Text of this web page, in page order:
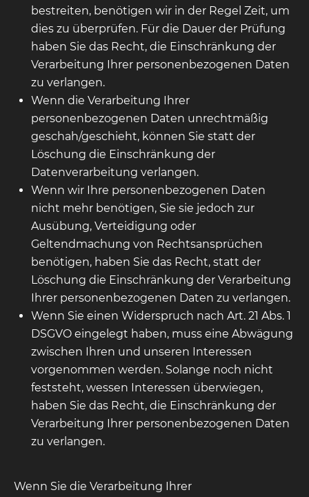
bestreiten, benötigen wir in der Regel Zeit, um
dies zu überprüfen. Für die Dauer der Prüfung
haben Sie das Recht, die Einschränkung der
Verarbeitung Ihrer personenbezogenen Daten
zu verlangen.
Wenn die Verarbeitung Ihrer
personenbezogenen Daten unrechtmäßig
geschah/geschieht, können Sie statt der
Löschung die Einschränkung der
Datenverarbeitung verlangen.
Wenn wir Ihre personenbezogenen Daten
nicht mehr benötigen, Sie sie jedoch zur
Ausübung, Verteidigung oder
Geltendmachung von Rechtsansprüchen
benötigen, haben Sie das Recht, statt der
Löschung die Einschränkung der Verarbeitung
Ihrer personenbezogenen Daten zu verlangen.
Wenn Sie einen Widerspruch nach Art. 21 Abs. 1
DSGVO eingelegt haben, muss eine Abwägung
zwischen Ihren und unseren Interessen
vorgenommen werden. Solange noch nicht
feststeht, wessen Interessen überwiegen,
haben Sie das Recht, die Einschränkung der
Verarbeitung Ihrer personenbezogenen Daten
zu verlangen.
Wenn Sie die Verarbeitung Ihrer